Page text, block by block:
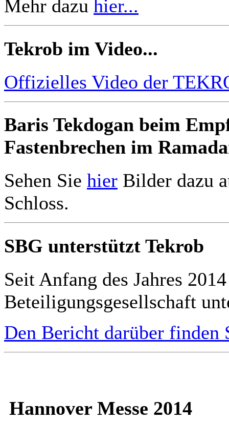
Mehr dazu hier...
Tekrob im Video...
Offizielles Video der
Baris Tekdogan beim
Fastenbrechen im
Sehen Sie hier Bilder dazu
Schloss.
SBG unterstützt Tekrob
Seit Anfang des Jahres
Beteiligungsgesellschaft
Den Bericht darüber finden
Hannover Messe 2014